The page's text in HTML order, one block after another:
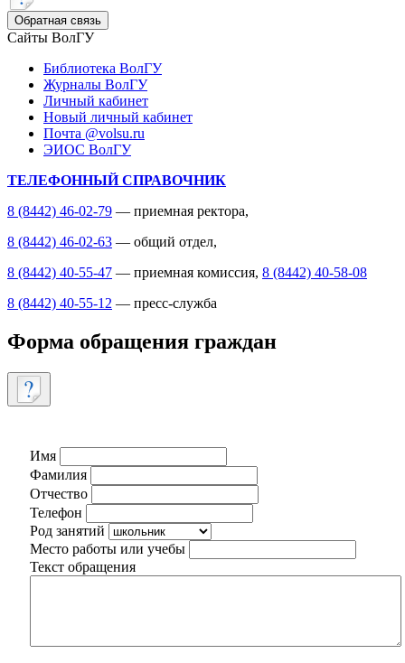
Обратная связь
Сайты ВолГУ
Библиотека ВолГУ
Журналы ВолГУ
Личный кабинет
Новый личный кабинет
Почта @volsu.ru
ЭИОС ВолГУ
ТЕЛЕФОННЫЙ СПРАВОЧНИК
8 (8442) 46-02-79 — приемная ректора,
8 (8442) 46-02-63 — общий отдел,
8 (8442) 40-55-47 — приемная комиссия, 8 (8442) 40-58-08
8 (8442) 40-55-12 — пресс-служба
Форма обращения граждан
Имя
Фамилия
Отчество
Телефон
Род занятий
Место работы или учебы
Текст обращения